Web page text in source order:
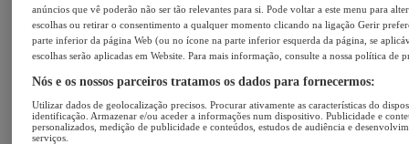
anúncios que vê poderão não ser tão relevantes para si. Pode voltar a este menu para
escolhas ou retirar o consentimento a qualquer momento clicando na ligação Gerir
parte inferior da página Web (ou no ícone na parte inferior esquerda da página, se
escolhas serão aplicadas em Website. Para mais informação, consulte a nossa política de
Nós e os nossos parceiros tratamos os dados para fornecermos:
Utilizar dados de geolocalização precisos. Procurar ativamente as características do
identificação. Armazenar e/ou aceder a informações num dispositivo. Publicidade e
personalizados, medição de publicidade e conteúdos, estudos de audiência e
serviços.